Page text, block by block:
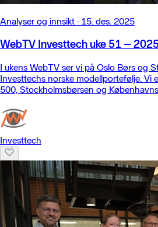
Analyser og innsikt · 15. des. 2025
WebTV Investtech uke 51 –
I ukens WebTV ser vi på Oslo Børs og
Investtechs norske modellportefølje. Vi
500, Stockholmsbørsen og
Investtech